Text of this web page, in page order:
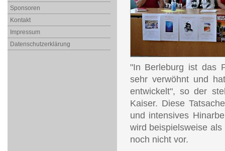
"In Berleburg ist das
sehr verwöhnt und
entwickelt", so der
Kaiser. Diese
und intensives
wird beispielsweise
noch nicht vor.
Sponsoren
Kontakt
Impressum
Datenschutzerklärung